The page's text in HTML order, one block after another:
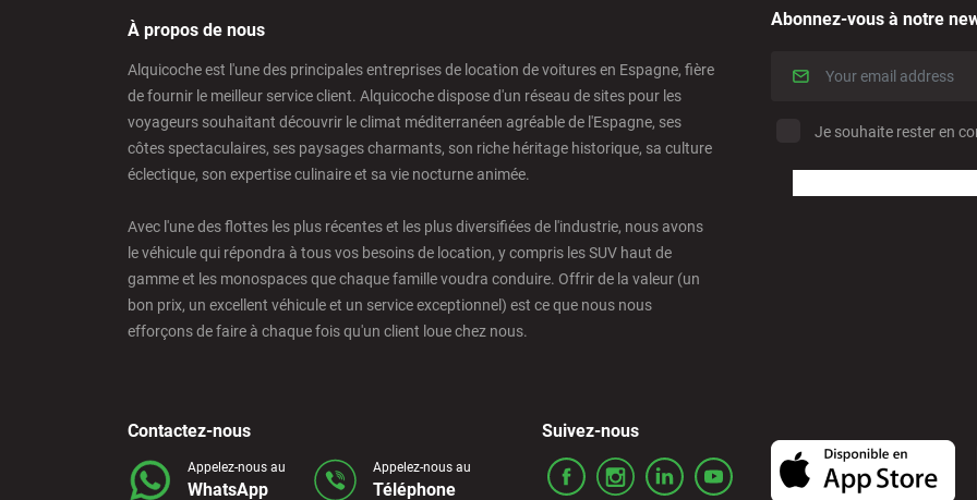
Barcelona - Mataro
Barcelona - Terrassa
Benidorm - Downtown
Bilbao - Barakaldo
Bilbao - Intermodal Station
À propos de nous
Alquicoche est l'une des principales entreprises de location de voitures en Espagne, fière
de fournir le meilleur service client. Alquicoche dispose d'un réseau de sites pour les
voyageurs souhaitant découvrir le climat méditerranéen agréable de l'Espagne, ses
côtes spectaculaires, ses paysages charmants, son riche héritage historique, sa culture
éclectique, son expertise culinaire et sa vie nocturne animée.
Avec l'une des flottes les plus récentes et les plus diversifiées de l'industrie, nous avons
le véhicule qui répondra à tous vos besoins de location, y compris les SUV haut de
gamme et les monospaces que chaque famille voudra conduire. Offrir de la valeur (un
bon prix, un excellent véhicule et un service exceptionnel) est ce que nous nous
efforçons de faire à chaque fois qu'un client loue chez nous.
Abonnez-vous à notre
Je souhaite rester en
Contactez-nous
Appelez-nous au
WhatsApp
Appelez-nous au
Téléphone
Suivez-nous